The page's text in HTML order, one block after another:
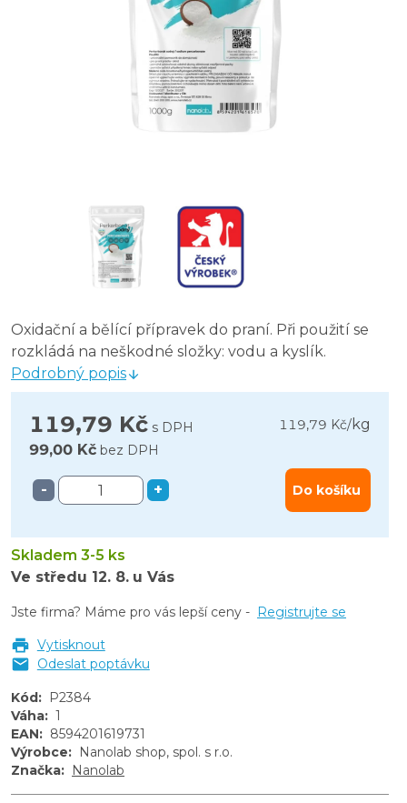
CLEANEE EKO Aviváž jemný balzám 5 l
CLEANEE EKO Aviváž jemný balzám 1,5 l
Oxidační a bělící přípravek do praní. Při použití se
rozkládá na neškodné složky: vodu a kyslík.
Podrobný popis
119,79 Kč s DPH 119,79 Kč/kg
99,00 Kč bez DPH
- + Do košíku
Skladem 3-5 ks
Ve středu 12. 8. u Vás
Jste firma? Máme pro vás lepší ceny - Registrujte se
Vytisknout
Odeslat poptávku
Kód: P2384
Váha: 1
EAN: 8594201619731
Výrobce: Nanolab shop, spol. s r.o.
Značka: Nanolab